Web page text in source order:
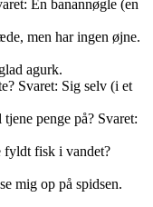
En banannøgle (en
men har ingen øjne.
agurk.
Svaret: Sig selv (i et
penge på? Svaret:
fyldt fisk i vandet?
mig op på spidsen.